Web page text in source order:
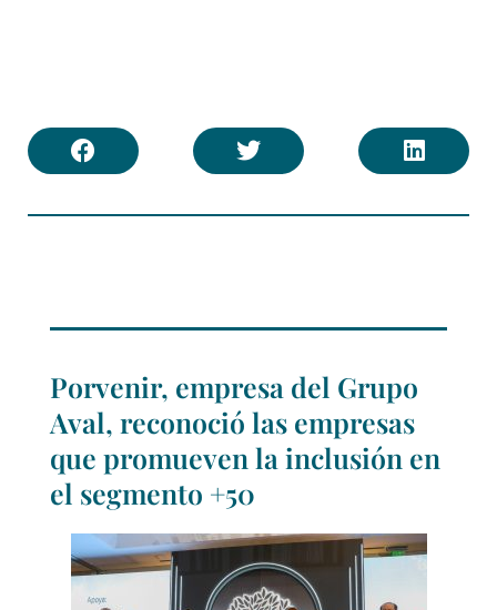
Porvenir, empresa del Grupo
Aval, reconoció las empresas
que promueven la inclusión en
el segmento +50